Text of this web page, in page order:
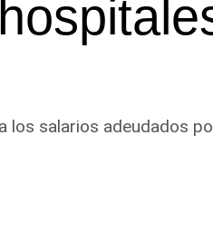
los salarios adeudados